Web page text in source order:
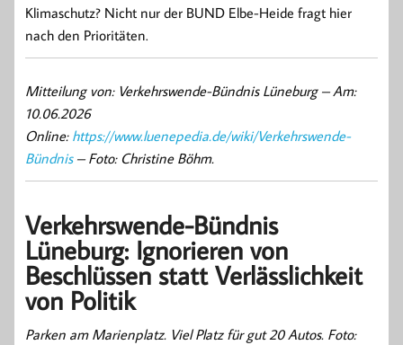
Klimaschutz? Nicht nur der BUND Elbe-Heide fragt hier
nach den Prioritäten.
Mitteilung von: Verkehrswende-Bündnis Lüneburg –Am:
10.06.2026
Online: https://www.luenepedia.de/wiki/Verkehrswende-
Bündnis– Foto: Christine Böhm.
Verkehrswende-Bündnis
Lüneburg: Ignorieren von
Beschlüssen statt Verlässlichkeit
von Politik
Parken am Marienplatz. Viel Platz für gut 20 Autos. Foto: